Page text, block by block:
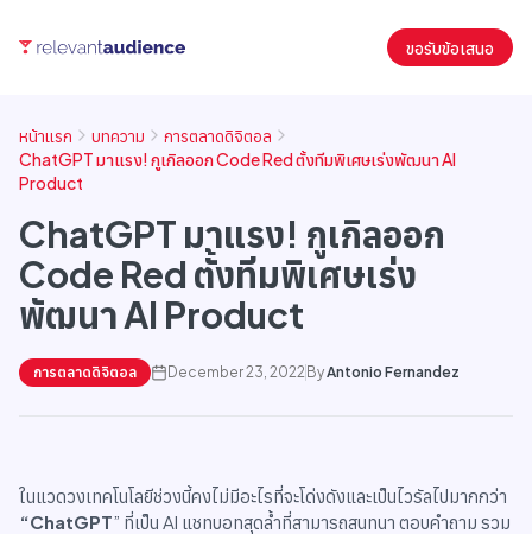
ขอรับข้อเสนอ
หน้าแรก บทความ
การตลาดดิจิตอล
ChatGPT มาแรง! กูเกิลออก Code Red ตั้งทีมพิเศษเร่งพัฒนา AI
Product
ChatGPT มาแรง! กูเกิลออก
Code Red ตั้งทีมพิเศษเร่ง
พัฒนา AI Product
การตลาดดิจิตอล December 23, 2022 ByAntonio Fernandez
ในแวดวงเทคโนโลยีช่วงนี้คงไม่มีอะไรที่จะโด่งดังและเป็นไวรัลไปมากกว่า
“ChatGPT” ที่เป็น AI แชทบอทสุดล้ำที่สามารถสนทนา ตอบคำถาม รวม